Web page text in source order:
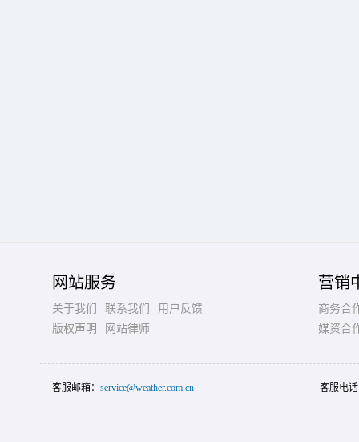
网站服务
关于我们 联系我们
用户反馈
版权声明
网站律师
营销
商务合
媒资合
客服邮箱： service@weather.com.cn 客服电